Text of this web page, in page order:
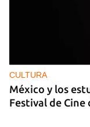
CULTURA
México y los
Festival de Cine